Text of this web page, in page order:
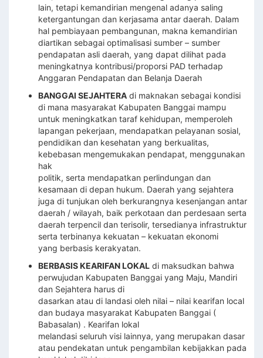
lain, tetapi kemandirian mengenal adanya saling
ketergantungan dan kerjasama antar daerah. Dalam
hal pembiayaan pembangunan, makna kemandirian
diartikan sebagai optimalisasi sumber – sumber
pendapatan asli daerah, yang dapat dilihat pada
meningkatnya kontribusi/proporsi PAD terhadap
Anggaran Pendapatan dan Belanja Daerah
BANGGAI SEJAHTERA di maknakan sebagai kondisi
di mana masyarakat Kabupaten Banggai mampu
untuk meningkatkan taraf kehidupan, memperoleh
lapangan pekerjaan, mendapatkan pelayanan sosial,
pendidikan dan kesehatan yang berkualitas,
kebebasan mengemukakan pendapat, menggunakan
hak
politik, serta mendapatkan perlindungan dan
kesamaan di depan hukum. Daerah yang sejahtera
juga di tunjukan oleh berkurangnya kesenjangan antar
daerah / wilayah, baik perkotaan dan perdesaan serta
daerah terpencil dan terisolir, tersedianya infrastruktur
serta terbinanya kekuatan – kekuatan ekonomi
yang berbasis kerakyatan.
BERBASIS KEARIFAN LOKAL di maksudkan bahwa
perwujudan Kabupaten Banggai yang Maju, Mandiri
dan Sejahtera harus di
dasarkan atau di landasi oleh nilai – nilai kearifan local
dan budaya masyarakat Kabupaten Banggai (
Babasalan) . Kearifan lokal
melandasi seluruh visi lainnya, yang merupakan dasar
atau pendekatan untuk pengambilan kebijakkan pada